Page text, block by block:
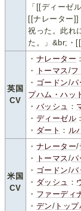
「[[ディーゼ
[[ナレーター]]
祝った。此れ
た。」&br;・
英国
CV
・ ナレーター ：
・
トーマス /フ
・ ゴードン/パ
プハム・ハッ
・ バッシュ ：
・ ディーゼル ：
・ ダート ： ル
米国
CV
・ ナレーター/
・
トーマス /パ
・ ゴードン/バ
・ ダッシュ ：
・ ファーディ
・ デン/ トッ